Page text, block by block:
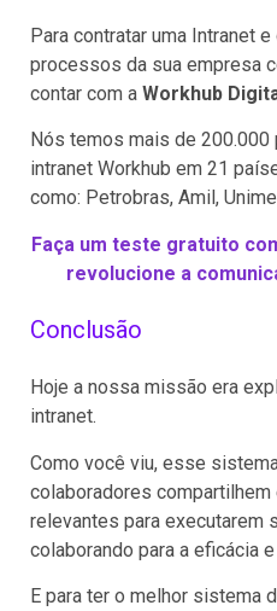
Para contratar uma Intranet
processos da sua empresa
contar com a Workhub
Nós temos mais de
intranet Workhub em 21
como: Petrobras, Amil,
Faça um teste gratuito
revolucione a
Conclusão
Hoje a nossa missão era
intranet.
Como você viu, esse
colaboradores
relevantes para executarem
colaborando para a eficácia
E para ter o melhor sistema